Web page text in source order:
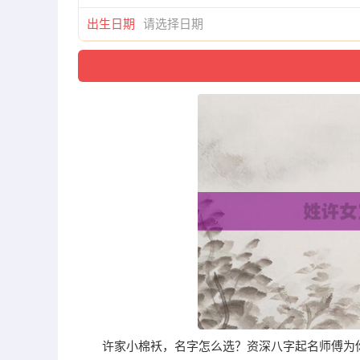
出生日期
许家小棉袄，名字怎么选？资深八字起名师傅为